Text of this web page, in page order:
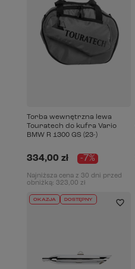
Torba wewnętrzna lewa
Touratech do kufra Vario
BMW R 1300 GS (23-)
334,00 zł -7%
Najniższa cena z 30 dni przed
obniżką: 323,00 zł
OKAZJA DOSTĘPNY